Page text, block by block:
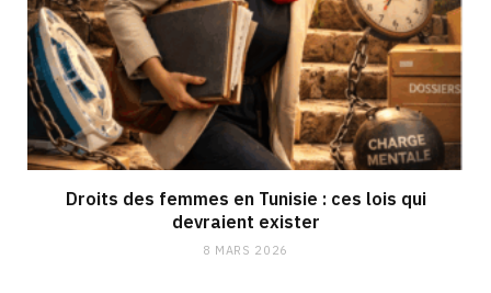
Droits des femmes en Tunisie : ces lois qui
devraient exister
8 MARS 2026